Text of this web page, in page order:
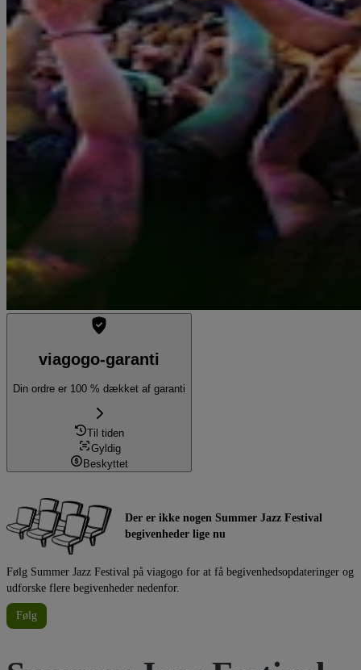
viagogo-garanti
Din ordre er 100 % dækket af garanti
Til tiden
Gyldig
Beskyttet
Der er ikke nogen Summer Jazz Festival
begivenheder lige nu
Følg Summer Jazz Festival på viagogo for at få begivenhedsopdateringer og
udforske flere begivenheder nedenfor.
Følg